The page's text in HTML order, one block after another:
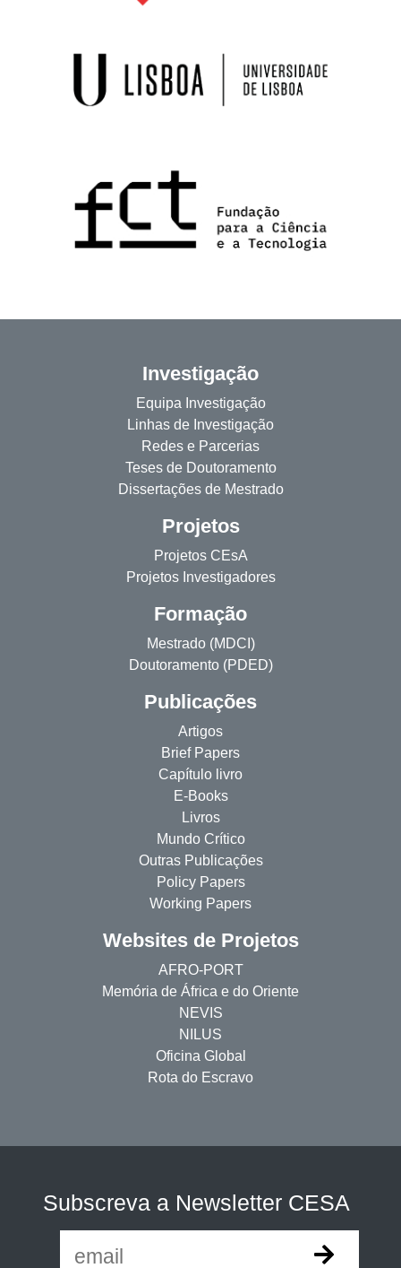
Investigação
Equipa Investigação
Linhas de Investigação
Redes e Parcerias
Teses de Doutoramento
Dissertações de Mestrado
Projetos
Projetos CEsA
Projetos Investigadores
Formação
Mestrado (MDCI)
Doutoramento (PDED)
Publicações
Artigos
Brief Papers
Capítulo livro
E-Books
Livros
Mundo Crítico
Outras Publicações
Policy Papers
Working Papers
Websites de Projetos
AFRO-PORT
Memória de África e do Oriente
NEVIS
NILUS
Oficina Global
Rota do Escravo
Subscreva a Newsletter CESA